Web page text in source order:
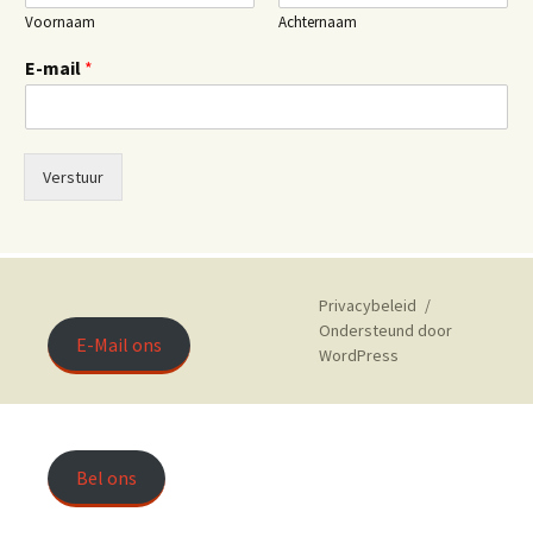
Voornaam Achternaam
E-mail *
Verstuur
E-Mail ons
Bel ons
Privacybeleid
Ondersteund door
WordPress